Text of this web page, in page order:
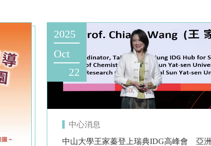
2025
Oct
22
中心消息
中山大學王家蓁登上瑞典IDG高峰會 亞洲